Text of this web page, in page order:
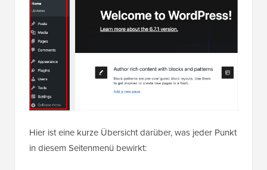
Hier ist eine kurze Übersicht darüber, was jeder Punkt
in diesem Seitenmenü bewirkt: